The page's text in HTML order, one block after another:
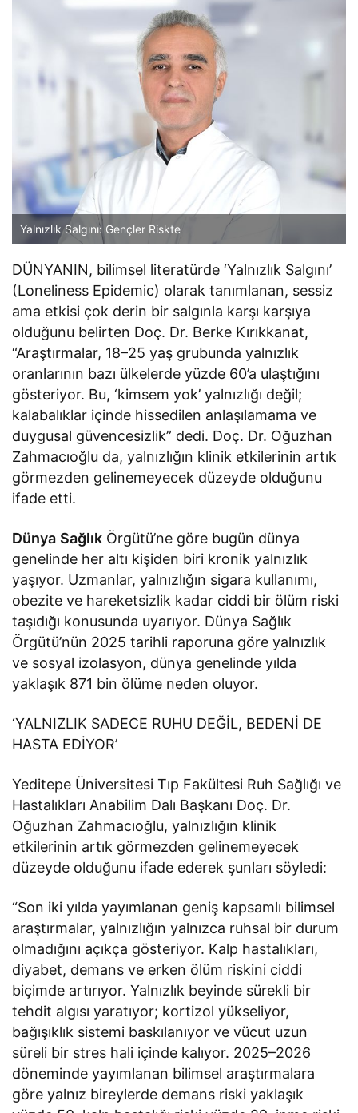
Yalnızlık Salgını: Gençler Riskte
DÜNYANIN, bilimsel literatürde ‘Yalnızlık Salgını’
(Loneliness Epidemic) olarak tanımlanan, sessiz
ama etkisi çok derin bir salgınla karşı karşıya
olduğunu belirten Doç. Dr. Berke Kırıkkanat,
“Araştırmalar, 18–25 yaş grubunda yalnızlık
oranlarının bazı ülkelerde yüzde 60’a ulaştığını
gösteriyor. Bu, ‘kimsem yok’ yalnızlığı değil;
kalabalıklar içinde hissedilen anlaşılamama ve
duygusal güvencesizlik” dedi. Doç. Dr. Oğuzhan
Zahmacıoğlu da, yalnızlığın klinik etkilerinin artık
görmezden gelinemeyecek düzeyde olduğunu
ifade etti.
Dünya Sağlık Örgütü’ne göre bugün dünya
genelinde her altı kişiden biri kronik yalnızlık
yaşıyor. Uzmanlar, yalnızlığın sigara kullanımı,
obezite ve hareketsizlik kadar ciddi bir ölüm riski
taşıdığı konusunda uyarıyor. Dünya Sağlık
Örgütü’nün 2025 tarihli raporuna göre yalnızlık
ve sosyal izolasyon, dünya genelinde yılda
yaklaşık 871 bin ölüme neden oluyor.
‘YALNIZLIK SADECE RUHU DEĞİL, BEDENİ DE
HASTA EDİYOR’
Yeditepe Üniversitesi Tıp Fakültesi Ruh Sağlığı ve
Hastalıkları Anabilim Dalı Başkanı Doç. Dr.
Oğuzhan Zahmacıoğlu, yalnızlığın klinik
etkilerinin artık görmezden gelinemeyecek
düzeyde olduğunu ifade ederek şunları söyledi:
“Son iki yılda yayımlanan geniş kapsamlı bilimsel
araştırmalar, yalnızlığın yalnızca ruhsal bir durum
olmadığını açıkça gösteriyor. Kalp hastalıkları,
diyabet, demans ve erken ölüm riskini ciddi
biçimde artırıyor. Yalnızlık beyinde sürekli bir
tehdit algısı yaratıyor; kortizol yükseliyor,
bağışıklık sistemi baskılanıyor ve vücut uzun
süreli bir stres hali içinde kalıyor. 2025–2026
döneminde yayımlanan bilimsel araştırmalara
göre yalnız bireylerde demans riski yaklaşık